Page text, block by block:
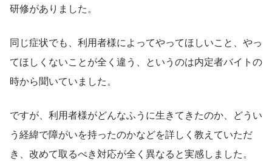
研修がありました。
同じ症状でも、利用者様によってやってほしいこと、やっ
てほしくないことが全く違う、というのは内定者バイトの
時から聞いていました。
ですが、利用者様がどんなふうに生きてきたのか、どうい
う経緯で障がいを持ったのかなどを詳しく教えていただ
き、改めて取るべき対応が全く異なると実感しました。